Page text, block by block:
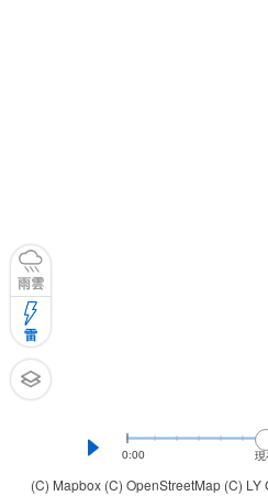
(C) Mapbox (C) OpenStreetMap (C) LY
雨雲
雷
0:00 現